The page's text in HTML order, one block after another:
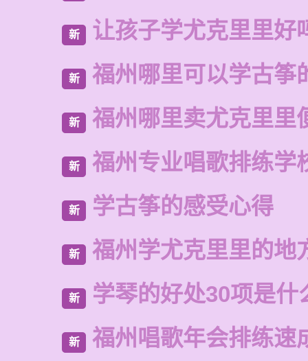
新 让孩子学尤克里里好
新 福州哪里可以学古筝
新 福州哪里卖尤克里里
新 福州专业唱歌排练学
新 学古筝的感受心得
新 福州学尤克里里的地
新 学琴的好处30项是什
新 福州唱歌年会排练速